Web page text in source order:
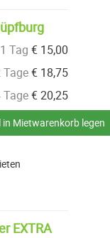
1 Tag € 15,00
Tage€ 18,75
Tage€20,25
in Mietwarenkorb legen
EXTRA